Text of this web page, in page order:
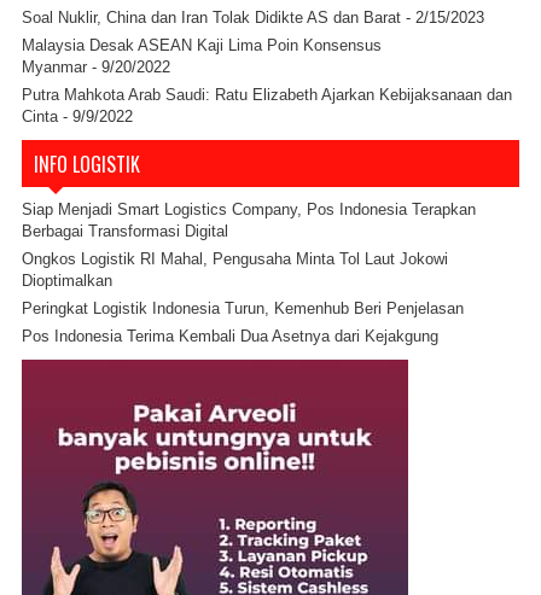
Soal Nuklir, China dan Iran Tolak Didikte AS dan Barat - 2/15/2023
Malaysia Desak ASEAN Kaji Lima Poin Konsensus
Myanmar - 9/20/2022
Putra Mahkota Arab Saudi: Ratu Elizabeth Ajarkan Kebijaksanaan dan
Cinta - 9/9/2022
INFO LOGISTIK
Siap Menjadi Smart Logistics Company, Pos Indonesia Terapkan
Berbagai Transformasi Digital
Ongkos Logistik RI Mahal, Pengusaha Minta Tol Laut Jokowi
Dioptimalkan
Peringkat Logistik Indonesia Turun, Kemenhub Beri Penjelasan
Pos Indonesia Terima Kembali Dua Asetnya dari Kejakgung